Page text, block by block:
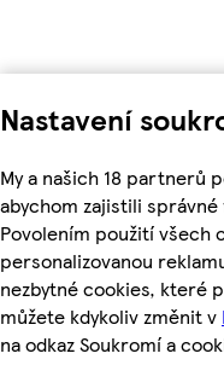
Nastavení
My a našich 18 partnerů
abychom zajistili
Povolením použití všech
personalizovanou
nezbytné cookies, které
můžete kdykoliv změnit v
na odkaz Soukromí a